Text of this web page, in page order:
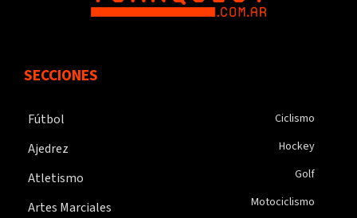
SECCIONES
Fútbol
Ajedrez
Atletismo
Artes Marciales
Ciclismo
Hockey
Golf
Motociclismo